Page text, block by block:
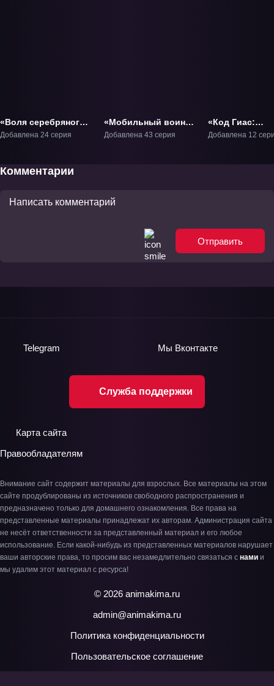
«Воля серебряного
Аргеволлена» ТВ-1
Добавлена 24 серия
«Мобильный воин
Гандам» ТВ-1
Добавлена 43 серия
«Код Гиас:
Вернувшийся
Добавлена 12
Комментарии
Отправить
Служба поддержки
Telegram Мы Вконтакте
Карта сайта
Правообладателям
Внимание сайт содержит материалы для взрослых. Все материалы на этом
сайте продублированы из источников свободного распространения и
предназначено только для домашнего ознакомления. Все права на
представленные материалы принадлежат их авторам. Администрация сайта
не несёт ответственности за представленный материал и его любое
использование. Если какой-нибудь из представленных материалов нарушает
ваши авторские права, то просим вас незамедлительно связаться с нами и
мы удалим этот материал с ресурса!
© 2026 animakima.ru
admin@animakima.ru
Политика конфиденциальности
Пользовательское соглашение